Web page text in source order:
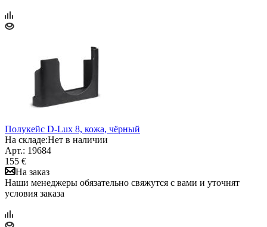
Полукейс D-Lux 8, кожа, чёрный
На складе:Нет в наличии
Арт.: 19684
155 €
На заказ
Наши менеджеры обязательно свяжутся с вами и уточнят
условия заказа